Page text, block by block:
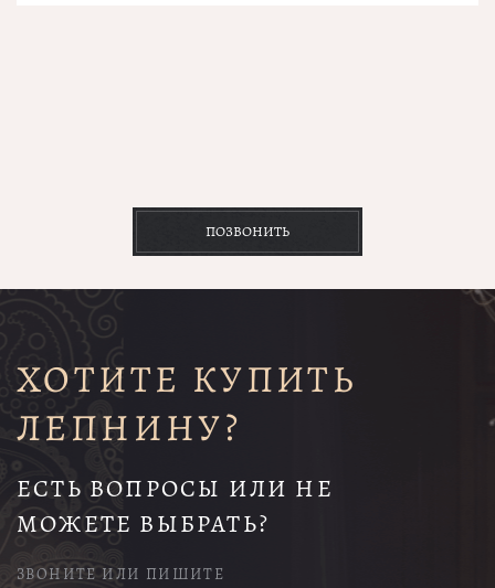
ПОЗВОНИТЬ
ХОТИТЕ КУПИТЬ
ЛЕПНИНУ?
ЕСТЬ ВОПРОСЫ ИЛИ НЕ
МОЖЕТЕ ВЫБРАТЬ?
ЗВОНИТЕ ИЛИ ПИШИТЕ